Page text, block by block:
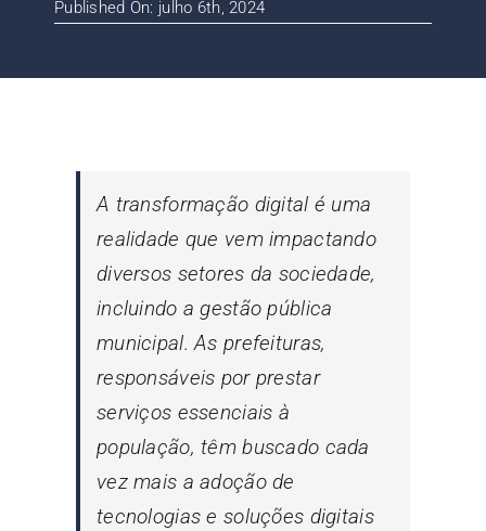
Contato
Published On: julho 6th, 2024
A transformação digital é uma
realidade que vem impactando
diversos setores da sociedade,
incluindo a gestão pública
municipal. As prefeituras,
responsáveis por prestar
serviços essenciais à
população, têm buscado cada
vez mais a adoção de
tecnologias e soluções digitais